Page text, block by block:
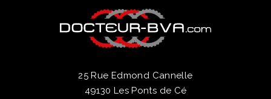
25 Rue Edmond Cannelle
49130 Les Ponts de Cé